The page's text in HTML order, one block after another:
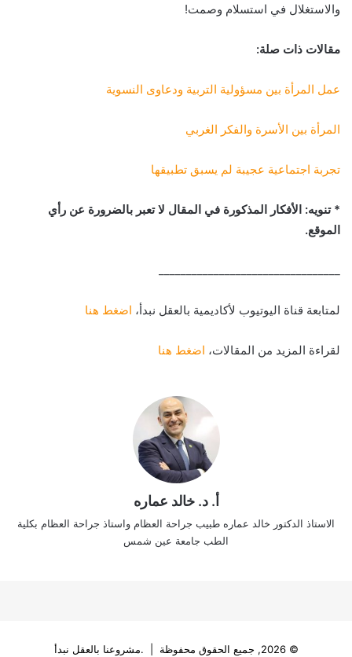
والاستغلال في استسلام وصمت!
مقالات ذات صلة:
عمل المرأة بين مسؤولية التربية ودعاوى النسوية
المرأة بين الأسرة والفكر الغربي
تجربة اجتماعية عجيبة لم يسبق تطبيقها
* تنويه: الأفكار المذكورة في المقال لا تعبر بالضرورة عن رأي
الموقع.
لمتابعة قناة اليوتيوب لأكاديمية بالعقل نبدأ، اضغط هنا
لقراءة المزيد من المقالات، اضغط هنا
أ. د. خالد عماره
الاستاذ الدكتور خالد عماره طبيب جراحة العظام واستاذ جراحة العظام بكلية
الطب جامعة عين شمس
© 2026, جميع الحقوق محفوظة | .مشروعنا بالعقل نبدأ